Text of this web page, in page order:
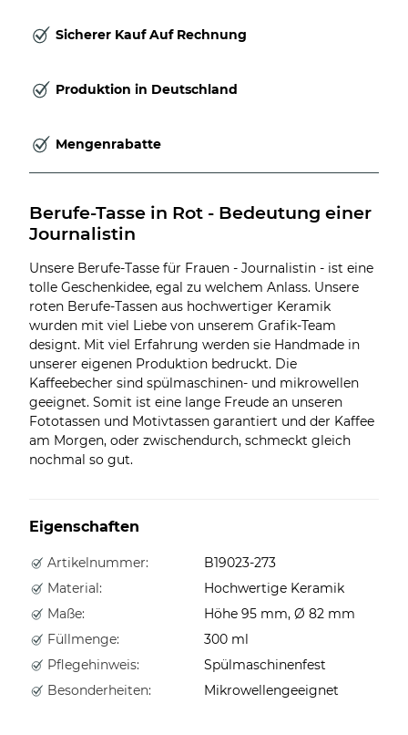
Sicherer Kauf Auf Rechnung
Produktion in Deutschland
Mengenrabatte
Berufe-Tasse in Rot - Bedeutung einer
Journalistin
Unsere Berufe-Tasse für Frauen - Journalistin - ist eine
tolle Geschenkidee, egal zu welchem Anlass. Unsere
roten Berufe-Tassen aus hochwertiger Keramik
wurden mit viel Liebe von unserem Grafik-Team
designt. Mit viel Erfahrung werden sie Handmade in
unserer eigenen Produktion bedruckt. Die
Kaffeebecher sind spülmaschinen- und mikrowellen
geeignet. Somit ist eine lange Freude an unseren
Fototassen und Motivtassen garantiert und der Kaffee
am Morgen, oder zwischendurch, schmeckt gleich
nochmal so gut.
Eigenschaften
Artikelnummer:
B19023-273
Material:
Hochwertige Keramik
Maße:
Höhe 95 mm, Ø 82 mm
Füllmenge:
300 ml
Pflegehinweis:
Spülmaschinenfest
Besonderheiten:
Mikrowellengeeignet